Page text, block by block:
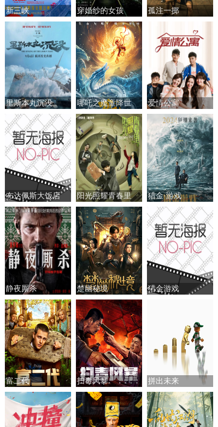
新三峡 穿婚纱的女孩 孤注一掷
里斯本丸沉没 哪吒之魔童降世 爱情公寓
布达佩斯大饭店 阳光照耀青春里 猎金·游戏
静夜厮杀 楚幽秘境 猎金游戏
富二代 扫毒风暴 拼出未来